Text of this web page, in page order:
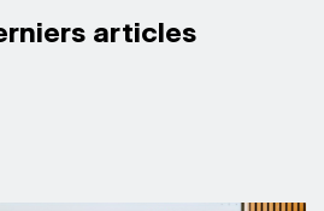
articles